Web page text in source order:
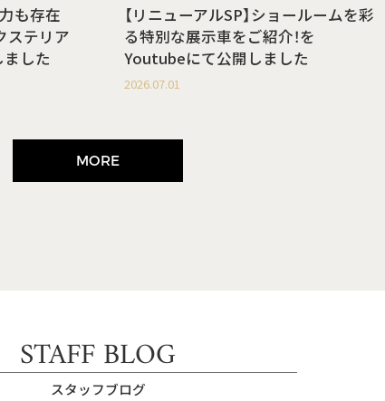
も存在
ステリア
した
【リニューアルSP】ショールームを彩
る特別な展示車をご紹介！を
Youtubeにて公開しました
2026.07.01
MORE
STAFF BLOG
スタッフブログ